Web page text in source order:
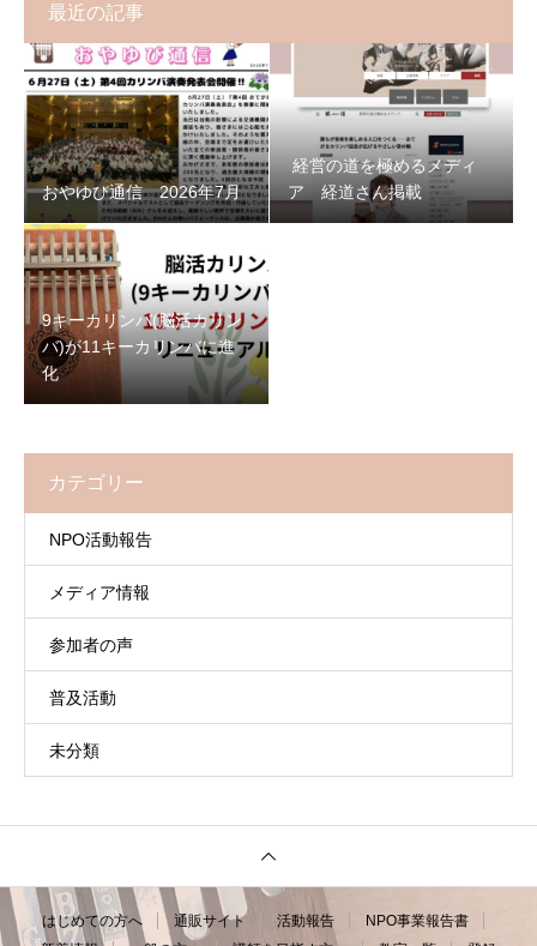
最近の記事
おやゆび通信 2026年7月
経営の道を極めるメディ
ア 経道さん掲載
9キーカリンバ(脳活カリン
バ)が11キーカリンバに進
化
カテゴリー
NPO活動報告
メディア情報
参加者の声
普及活動
未分類
はじめての方へ 通販サイト 活動報告
NPO事業報告書